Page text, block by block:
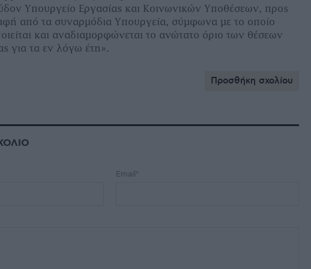
Υπουργείο Εργασίας και Κοινωνικών Υποθέσεων, προς
από τα συναρμόδια Υπουργεία, σύμφωνα με το οποίο
και αναδιαμορφώνεται το ανώτατο όριο των θέσεων
για τα εν λόγω έτη».
Προσθήκη σχολίου
Email*